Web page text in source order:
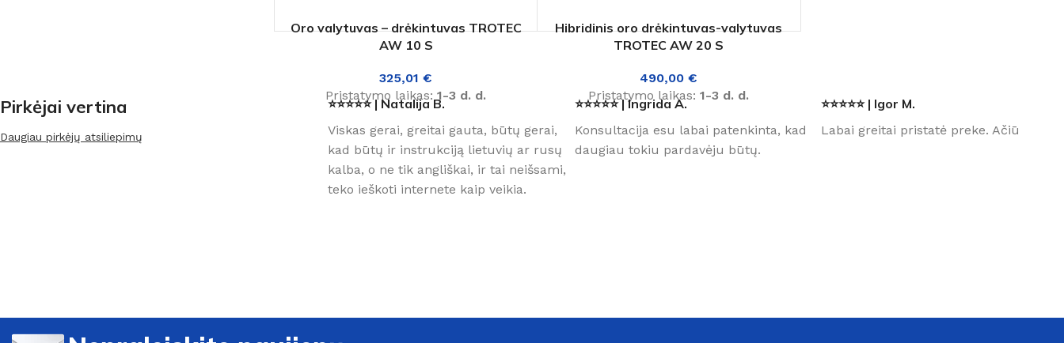
Kaip išsirinkti tinkamą oro sausintuvą?
Oro valytuvas – drėkintuvas TROTEC
AW 10 S
325,01€
Pristatymo laikas:1-3 d. d.
Hibridinis oro drėkintuvas-valytuvas
TROTEC AW 20 S
490,00€
Pristatymo laikas:1-3 d. d.
Pirkėjai vertina
Daugiau pirkėjų atsiliepimų
⭐⭐⭐⭐⭐ | Natalija B.
Viskas gerai, greitai gauta, būtų gerai,
kad būtų ir instrukciją lietuvių ar rusų
kalba, o ne tik angliškai, ir tai neišsami,
teko ieškoti internete kaip veikia.
⭐⭐⭐⭐⭐ | Ingrida A.
Konsultacija esu labai patenkinta, kad
daugiau tokiu pardavėju būtų.
⭐⭐⭐⭐⭐ | Igor M.
Labai greitai pristatė preke. Ačiū